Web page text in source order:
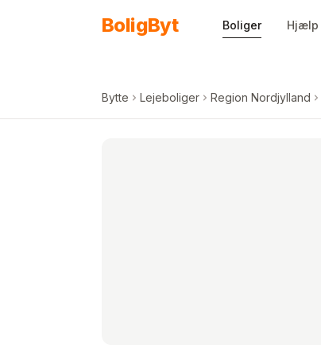
BoligByt Boliger Hjælp
Bytte Lejeboliger Region Nordjylland